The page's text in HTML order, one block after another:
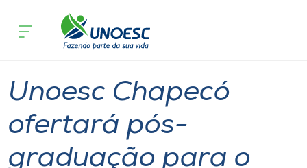
Cursos
Pesquisa
Atendimento ao Estudante
Inovação
Unoesc Chapecó
ofertará pós-
graduação para o